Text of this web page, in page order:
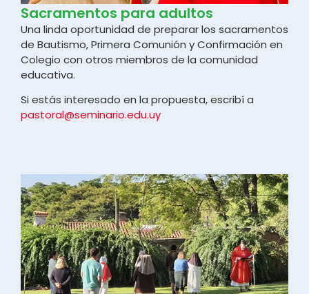
Sacramentos para adultos
Una linda oportunidad de preparar los sacramentos
de Bautismo, Primera Comunión y Confirmación en
Colegio con otros miembros de la comunidad
educativa.
Si estás interesado en la propuesta, escribí a
pastoral@seminario.edu.uy